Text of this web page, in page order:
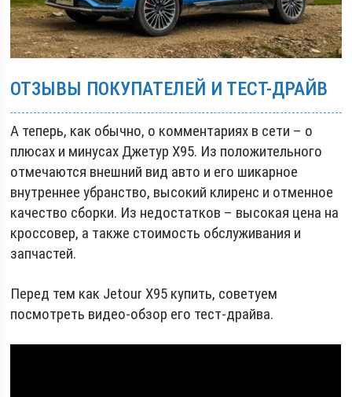
ОТЗЫВЫ ПОКУПАТЕЛЕЙ И ТЕСТ-ДРАЙВ
А теперь, как обычно, о комментариях в сети – о
плюсах и минусах Джетур X95. Из положительного
отмечаются внешний вид авто и его шикарное
внутреннее убранство, высокий клиренс и отменное
качество сборки. Из недостатков – высокая цена на
кроссовер, а также стоимость обслуживания и
запчастей.
Перед тем как Jetour X95 купить, советуем
посмотреть видео-обзор его тест-драйва.